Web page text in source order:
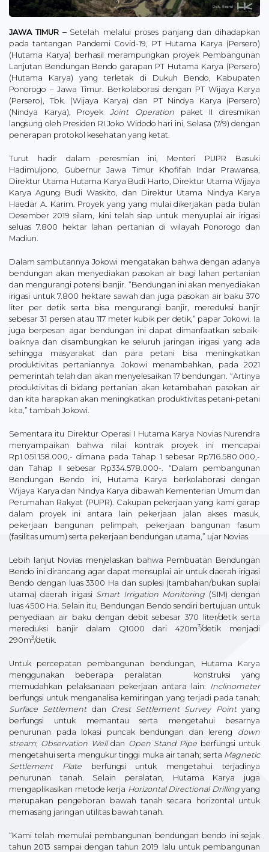
JAWA TIMUR – Setelah melalui proses panjang dan dihadapkan
pada tantangan Pandemi Covid-19, PT Hutama Karya (Persero)
(Hutama Karya) berhasil merampungkan proyek Pembangunan
Lanjutan Bendungan Bendo garapan PT Hutama Karya (Persero)
(Hutama Karya) yang terletak di Dukuh Bendo, Kabupaten
Ponorogo – Jawa Timur. Berkolaborasi dengan PT Wijaya Karya
(Persero), Tbk. (Wijaya Karya) dan PT Nindya Karya (Persero)
(Nindya Karya), ProyekJoint Operation paket II diresmikan
langsung oleh Presiden RI Joko Widodo hari ini, Selasa (7/9) dengan
penerapan protokol kesehatan yang ketat.
Turut hadir dalam peresmian ini, Menteri PUPR Basuki
Hadimuljono, Gubernur Jawa Timur Khofifah Indar Prawansa,
Direktur Utama Hutama Karya Budi Harto, Direktur Utama Wijaya
Karya Agung Budi Waskito, dan Direktur Utama Nindya Karya
Haedar A. Karim. Proyek yang yang mulai dikerjakan pada bulan
Desember 2019 silam, kini telah siap untuk menyuplai air irigasi
seluas 7.800 hektar lahan pertanian di wilayah Ponorogo dan
Madiun.
Dalam sambutannya Jokowi mengatakan bahwa dengan adanya
bendungan akan menyediakan pasokan air bagi lahan pertanian
dan mengurangi potensi banjir. “Bendungan ini akan menyediakan
irigasi untuk 7.800 hektare sawah dan juga pasokan air baku 370
liter per detik serta bisa mengurangi banjir, mereduksi banjir
sebesar 31 persen atau 117 meter kubik per detik,” papar Jokowi. Ia
juga berpesan agar bendungan ini dapat dimanfaatkan sebaik-
baiknya dan disambungkan ke seluruh jaringan irigasi yang ada
sehingga masyarakat dan para petani bisa meningkatkan
produktivitas pertaniannya. Jokowi menambahkan, pada 2021
pemerintah telah dan akan menyelesaikan 17 bendungan. “Artinya
produktivitas di bidang pertanian akan ketambahan pasokan air
dan kita harapkan akan meningkatkan produktivitas petani-petani
kita,” tambah Jokowi.
Sementara itu Direktur Operasi I Hutama Karya Novias Nurendra
menyampaikan bahwa nilai kontrak proyek ini mencapai
Rp1.051.158.000,- dimana pada Tahap 1 sebesar Rp716.580.000,-
dan Tahap II sebesar Rp334.578.000-. “Dalam pembangunan
Bendungan Bendo ini, Hutama Karya berkolaborasi dengan
Wijaya Karya dan Nindya Karya dibawah Kementerian Umum dan
Perumahan Rakyat (PUPR). Cakupan pekerjaan yang kami garap
dalam proyek ini antara lain pekerjaan jalan akses masuk,
pekerjaan bangunan pelimpah, pekerjaan bangunan fasum
(fasilitas umum) serta pekerjaan bendungan utama,” ujar Novias.
Lebih lanjut Novias menjelaskan bahwa Pembuatan Bendungan
Bendo ini dirancang agar dapat mensuplai air untuk daerah irigasi
Bendo dengan luas 3300 Ha dan suplesi (tambahan/bukan suplai
utama) daerah irigasi Smart Irrigation Monitoring (SIM) dengan
luas 4500 Ha. Selain itu, Bendungan Bendo sendiri bertujuan untuk
penyediaan air baku dengan debit sebesar 370 liter/detik serta
mereduksi banjir dalam Q1000 dari 420m3/detik menjadi
290m3/detik.
Untuk percepatan pembangunan bendungan, Hutama Karya
menggunakan beberapa peralatan konstruksi yang
memudahkan pelaksanaan pekerjaan antara lain:
Inclinometer
berfungsi untuk menganalisa kemiringan yang terjadi pada tanah;
Surface Settlementdan Crest Settlement Survey Pointyang
berfungsi untuk memantau serta mengetahui besarnya
penurunan pada lokasi puncak bendungan dan lereng down
stream; Observation Welldan Open Stand Pipe berfungsi untuk
mengetahui serta mengukur tinggi muka air tanah; serta Magnetic
Settlement Plateberfungsi untuk mengetahui terjadinya
penurunan tanah. Selain peralatan
Hutama Karya juga
mengaplikasikan metode kerja Horizontal Directional Drillingyang
merupakan pengeboran bawah tanah secara horizontal untuk
memasang jaringan utilitas bawah tanah.
“Kami telah memulai pembangunan bendungan bendo ini sejak
tahun 2013 sampai dengan tahun 2019 lalu untuk pembangunan